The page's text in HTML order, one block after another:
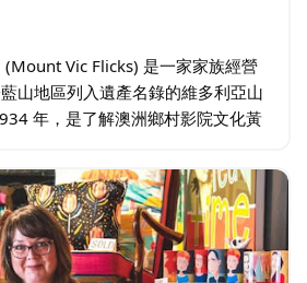
Vic Flicks) 是一家家族經營
山地區列入遺產名錄的維多利亞山
年，是了解澳洲鄉村影院文化黃